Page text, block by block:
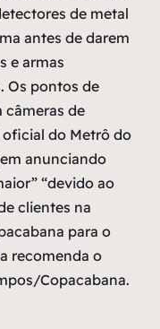
de metal
antes de darem
e armas
Os pontos de
câmeras de
do Metrô do
anunciando
“devido ao
clientes na
para o
recomenda o
Copacabana.